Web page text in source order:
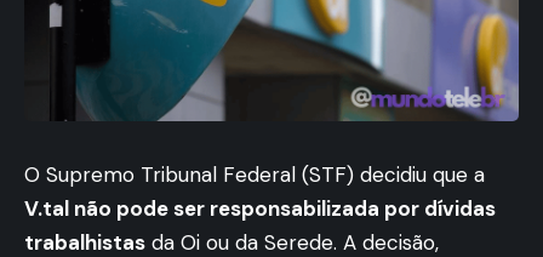
O Supremo Tribunal Federal (STF) decidiu que a
V.tal não pode ser responsabilizada por dívidas
trabalhistas da Oi ou da Serede. A decisão,